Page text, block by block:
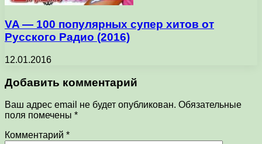
VA — 100 популярных супер хитов от
Русского Радио (2016)
12.01.2016
Добавить комментарий
Ваш адрес email не будет опубликован. Обязательные
поля помечены *
Комментарий *